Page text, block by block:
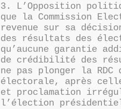
3. L’Opposition
que la Commission
revenue sur sa
des résultats des
qu’aucune garantie
de crédibilité des
ne pas plonger la RDC
électorale, après
et proclamation
l’élection